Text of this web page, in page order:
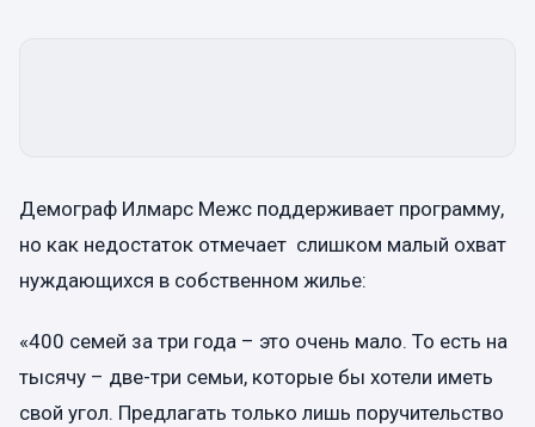
Демограф Илмарс Межс поддерживает программу,
но как недостаток отмечает слишком малый охват
нуждающихся в собственном жилье:
«400 cемей за три года – это очень мало. То есть на
тысячу – две-три семьи, которые бы хотели иметь
свой угол. Предлагать только лишь поручительство